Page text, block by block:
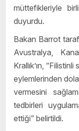
müttefikleriyle
duyurdu.
Bakan Barrot
Avustralya,
Krallık’ın,
eylemlerinden
vermesini
tedbirleri
ettiği” belirtildi.